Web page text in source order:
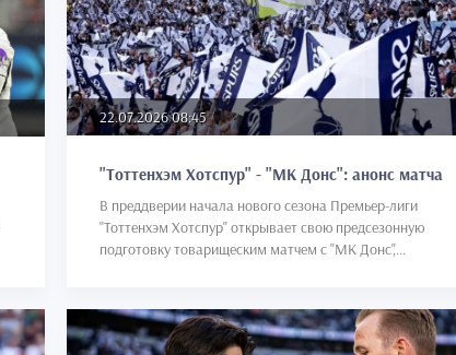
22.07.2026 08:45
"Тоттенхэм Хотспур" - "МК Донс": анонс матча
В преддверии начала нового сезона Премьер-лиги
"Тоттенхэм Хотспур" открывает свою предсезонную
подготовку товарищеским матчем с "МК Донс",...